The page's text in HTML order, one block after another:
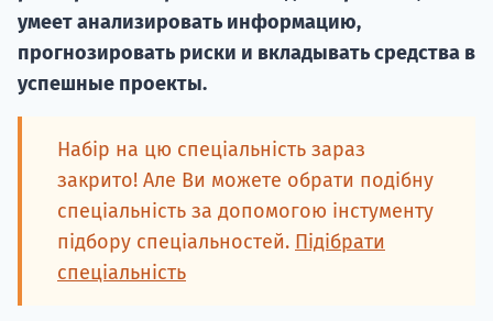
умеет анализировать информацию,
прогнозировать риски и вкладывать средства в
успешные проекты.
Набір на цю спеціальність зараз
закрито! Але Ви можете обрати подібну
спеціальність за допомогою інстументу
підбору спеціальностей. Підібрати
спеціальність